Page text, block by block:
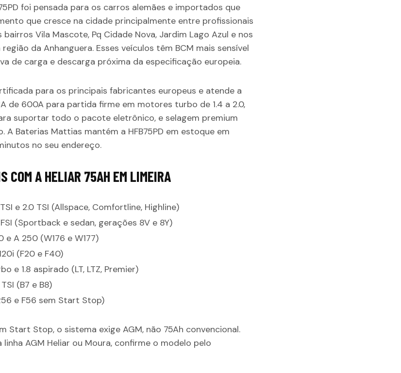
foi pensada para os carros alemães e importados que
que cresce na cidade principalmente entre profissionais
Vila Mascote, Pq Cidade Nova, Jardim Lago Azul e nos
da Anhanguera. Esses veículos têm BCM mais sensível
de carga e descarga próxima da especificação europeia.
para os principais fabricantes europeus e atende a
de 600A para partida firme em motores turbo de 1.4 a 2.0,
suportar todo o pacote eletrônico, e selagem premium
A Baterias Mattias mantém a HFB75PD em estoque em
no seu endereço.
COM A HELIAR 75AH EM LIMEIRA
e 2.0 TSI (Allspace, Comfortline, Highline)
(Sportback e sedan, gerações 8V e 8Y)
A 250 (W176 e W177)
(F20 e F40)
e 1.8 aspirado (LT, LTZ, Premier)
(B7 e B8)
e F56 sem Start Stop)
Start Stop, o sistema exige AGM, não 75Ah convencional.
linha AGM Heliar ou Moura, confirme o modelo pelo